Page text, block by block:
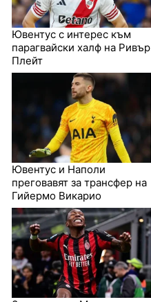
Ювентус с интерес към
парагвайски халф на Ривър
Плейт
Ювентус и Наполи
преговавят за трансфер на
Гийермо Викарио